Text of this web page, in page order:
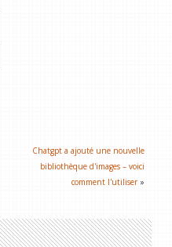
Chatgpt a ajouté une nouvelle
bibliothèque d'images – voici
comment l'utiliser »